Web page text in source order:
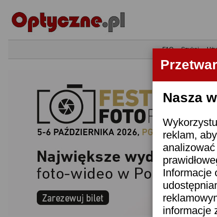
Nasza
reklam,
Informacje
informacje
•FAQ•Szukaj•